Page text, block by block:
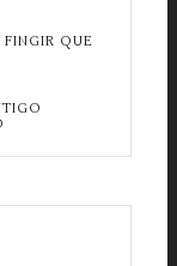
QUE